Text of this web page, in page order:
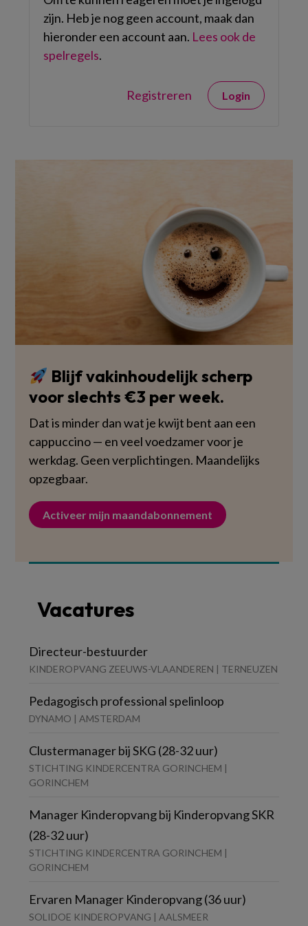
zijn. Heb je nog geen account, maak dan
hieronder een account aan. Lees ook de
spelregels.
Registreren Login
Blijf vakinhoudelijk scherp
voor slechts €3 per week.
Dat is minder dan wat je kwijt bent aan een
cappuccino — en veel voedzamer voor je
werkdag. Geen verplichtingen. Maandelijks
opzegbaar.
Activeer mijn maandabonnement
Vacatures
Directeur-bestuurder
KINDEROPVANG ZEEUWS-VLAANDEREN | TERNEUZEN
Pedagogisch professional spelinloop
DYNAMO | AMSTERDAM
Clustermanager bij SKG (28-32 uur)
STICHTING KINDERCENTRA GORINCHEM |
GORINCHEM
Manager Kinderopvang bij Kinderopvang SKR
(28-32 uur)
STICHTING KINDERCENTRA GORINCHEM |
GORINCHEM
Ervaren Manager Kinderopvang (36 uur)
SOLIDOE KINDEROPVANG | AALSMEER